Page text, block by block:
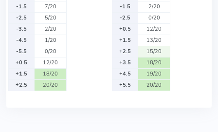
-1.5
7/20
-2.5
5/20
-3.5
2/20
-4.5
1/20
-5.5
0/20
+0.5
12/20
+1.5
18/20
+2.5
20/20
-1.5
2/20
-2.5
0/20
+0.5
12/20
+1.5
13/20
+2.5
15/20
+3.5
18/20
+4.5
19/20
+5.5
20/20